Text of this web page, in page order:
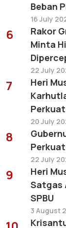
Beban
16 July
6
Rakor
Minta
22 July
7
Heri
20 July
8
22 July
9
Heri
Satgas
SPBU
3 August